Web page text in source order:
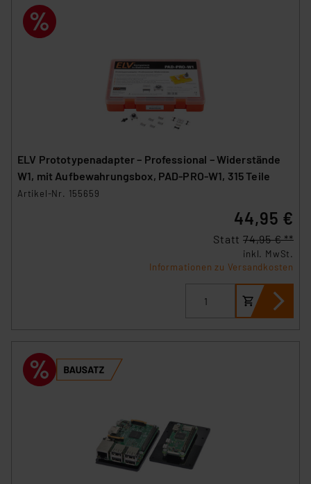
ELV Prototypenadapter – Professional – Widerstände
W1, mit Aufbewahrungsbox, PAD-PRO-W1, 315 Teile
Artikel-Nr. 155659
44,95 €
Statt 74,95 € **
inkl. MwSt.
Informationen zu Versandkosten